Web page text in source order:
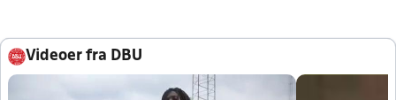
Videoer fra DBU